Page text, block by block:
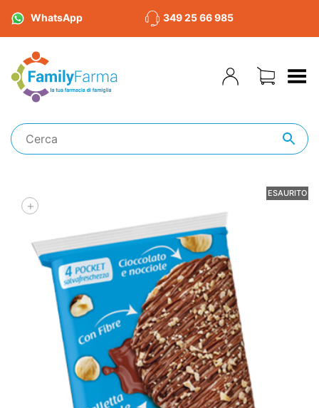
WhatsApp 349 25 66 985
Toggle Menu
ESAURITO
+